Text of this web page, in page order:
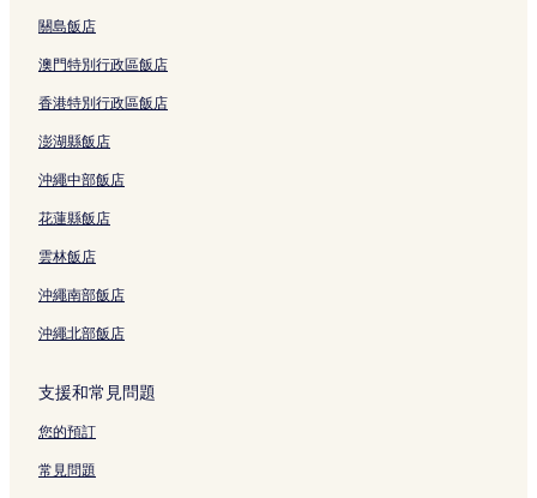
關島飯店
澳門特別行政區飯店
香港特別行政區飯店
澎湖縣飯店
沖繩中部飯店
花蓮縣飯店
雲林飯店
沖繩南部飯店
沖繩北部飯店
支援和常見問題
您的預訂
常見問題